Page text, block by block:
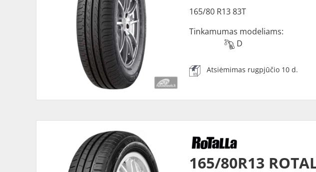
165/80 R13 83T
Tinkamumas modeliams:
D
Atsiėmimas rugpjūčio 10 d.
165/80R13